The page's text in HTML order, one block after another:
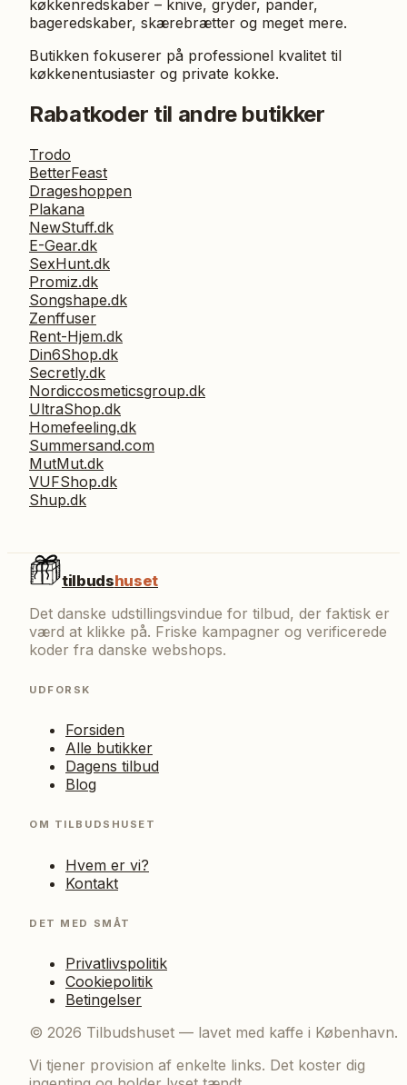
køkkenredskaber – knive, gryder, pander,
bageredskaber, skærebrætter og meget mere.
Butikken fokuserer på professionel kvalitet til
køkkenentusiaster og private kokke.
Rabatkoder til andre butikker
Trodo
BetterFeast
Drageshoppen
Plakana
NewStuff.dk
E-Gear.dk
SexHunt.dk
Promiz.dk
Songshape.dk
Zenffuser
Rent-Hjem.dk
Din6Shop.dk
Secretly.dk
Nordiccosmeticsgroup.dk
UltraShop.dk
Homefeeling.dk
Summersand.com
MutMut.dk
VUFShop.dk
Shup.dk
tilbudshuset
Det danske udstillingsvindue for tilbud, der faktisk er
værd at klikke på. Friske kampagner og verificerede
koder fra danske webshops.
UDFORSK
Forsiden
Alle butikker
Dagens tilbud
Blog
OM TILBUDSHUSET
Hvem er vi?
Kontakt
DET MED SMÅT
Privatlivspolitik
Cookiepolitik
Betingelser
© 2026 Tilbudshuset — lavet med kaffe i København.
Vi tjener provision af enkelte links. Det koster dig